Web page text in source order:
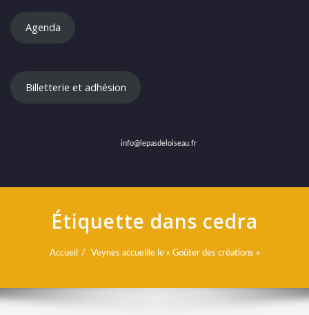
Agenda
Billetterie et adhésion
info@lepasdeloiseau.fr
Étiquette dans cedra
Accueil Veynes accueille le « Goûter des créations »